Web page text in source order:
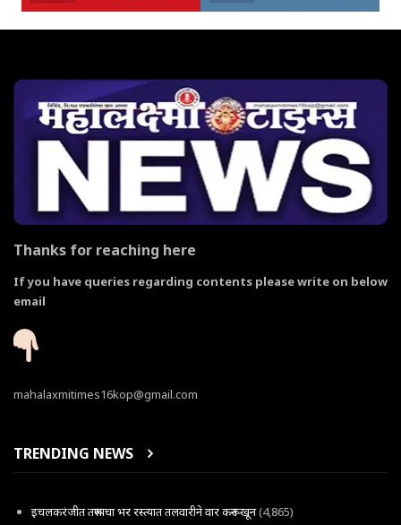
Thanks for reaching here
If you have queries regarding contents please write on below
email
mahalaxmitimes16kop@gmail.com
TRENDING NEWS
इचलकरंजीत तरूणाचा भर रस्त्यात तलवारीने वार करून खून(4,865)